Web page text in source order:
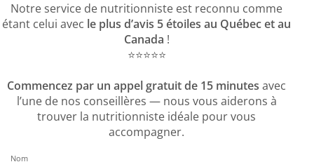
Notre service de nutritionniste est reconnu comme
étant celui avec le plus d’avis 5 étoiles au Québec et au
Canada !
⭐️⭐️⭐️⭐️⭐️
Commencez par un appel gratuit de 15 minutes avec
l’une de nos conseillères — nous vous aiderons à
trouver la nutritionniste idéale pour vous
accompagner.
Nom